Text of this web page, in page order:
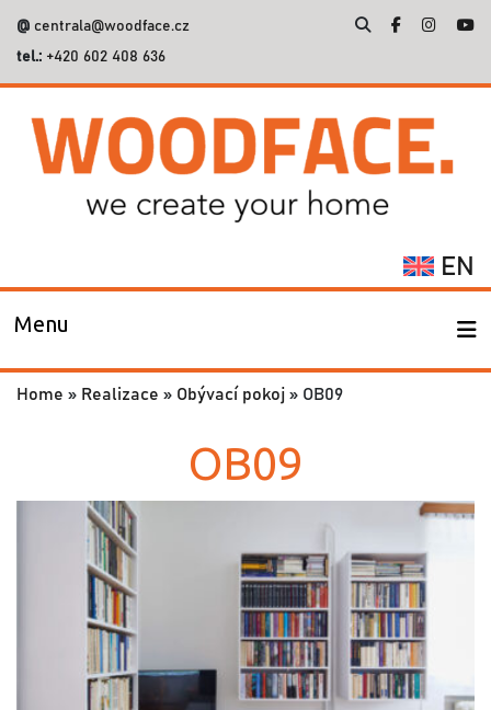
@ centrala@woodface.cz
tel.: +420 602 408 636
EN
Menu
Home » Realizace » Obývací pokoj » OB09
OB09